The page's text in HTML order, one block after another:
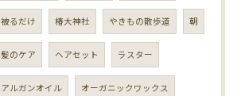
被るだけ 椿大神社 やきもの散歩道 朝
髪のケア ヘアセット ラスター
アルガンオイル オーガニックワックス